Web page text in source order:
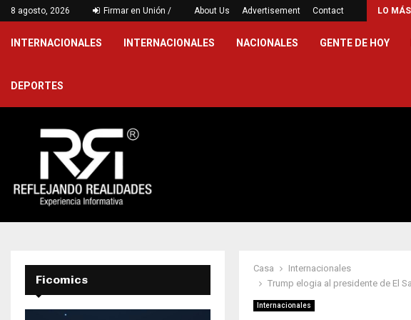
8 agosto, 2026 Firmar en Unión / About Us Advertisement Contact LO
Victoria jarocha en Puebla para cerrar la…
INTERNACIONALES INTERNACIONALES NACIONALES GENTE DE HOY
DEPORTES
Casa
Internacionales
Trump elogia al presidente de El
Internacionales
Ficomics